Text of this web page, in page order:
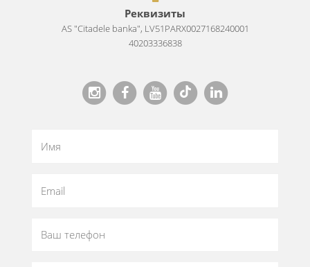
Реквизиты
AS "Citadele banka", LV51PARX0027168240001
40203336838